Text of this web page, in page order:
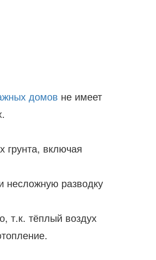
домов не имеет
грунта, включая
несложную разводку
т.к. тёплый воздух